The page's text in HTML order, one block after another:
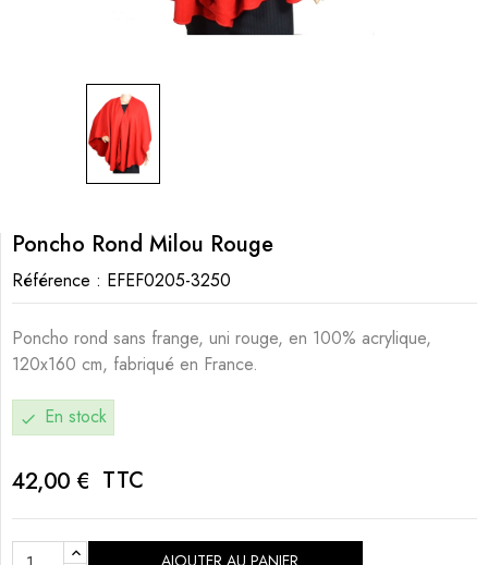
Poncho Rond Milou Rouge
Référence : EFEF0205-3250
Poncho rond sans frange, uni rouge, en 100% acrylique,
120x160 cm, fabriqué en France.
check En stock
42,00 € TTC
AJOUTER AU PANIER